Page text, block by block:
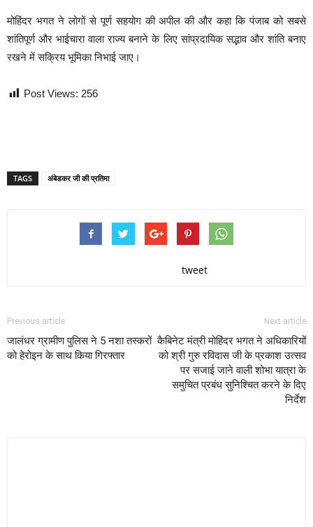
मोहिंदर भगत ने लोगों से पूर्ण सहयोग की अपील की और कहा कि पंजाब को सबसे
शांतिपूर्ण और भाईचारा वाला राज्य बनाने के लिए सांप्रदायिक सद्भाव और शांति बनाए
रखने में सक्रिय भूमिका निभाई जाए।
Post Views: 256
TAGS अंबेडकर जी की प्रतिमा
tweet
Previous article
जालंधर ग्रामीण पुलिस ने 5 नशा तस्करों
को हेरोइन के साथ किया गिरफ्तार
Next article
कैबिनेट मंत्री मोहिंदर भगत ने अधिकारियों
को श्री गुरु रविदास जी के प्रकाश उत्सव
पर सजाई जाने वाली शोभा यात्रा के
समुचित प्रबंध सुनिश्चित करने के दिए
निर्देश